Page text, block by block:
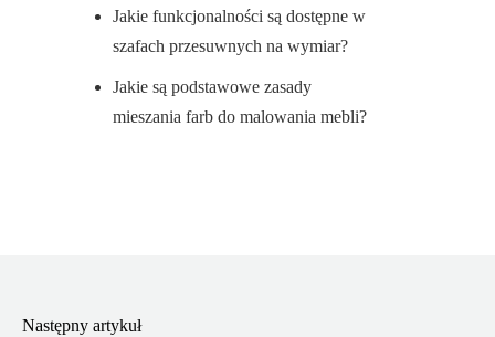
Jakie funkcjonalności są dostępne w
szafach przesuwnych na wymiar?
Jakie są podstawowe zasady
mieszania farb do malowania mebli?
Następny artykuł